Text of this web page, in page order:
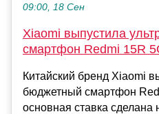
09:00, 18 Сен
Xiaomi выпустила
смартфон Redmi 15R
Китайский бренд Xiaomi
бюджетный смартфон
основная ставка сделана